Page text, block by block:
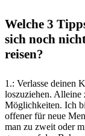
Welche 3
sich noch
reisen?
1.: Verlasse deinen
loszuziehen. Alleine
Möglichkeiten. Ich
offener für neue
man zu zweit oder